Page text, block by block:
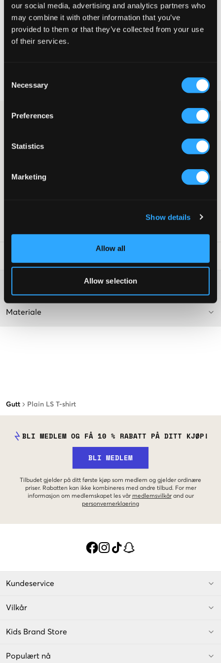
our social media, advertising and analytics partners who
may combine it with other information that you’ve
provided to them or that they’ve collected from your use
of their services.
Selection
Necessary
Preferences
Statistics
Marketing
Show details
Allow all
Allow selection
Gutt Plain LS T-shirt
STØRRELSESTABELL
VELG EN STØRRELSE
Retur- og bytterett i 60 dager
Hvit langermet T-skjorte fra Lyle & Scott. Denne T-skjorten har
merkeuttrykk. Perfekt for en avslappet, men likevel stilfull, look.
Ribbestrikkede mansjetter
Materiale
BLI MEDLEM OG FÅ 10 % RABATT PÅ DITT KJØP!
BLI MEDLEM
Tilbudet gjelder på ditt første kjøp som medlem og gjelder ordinære
priser. Rabatten kan ikke kombineres med andre tilbud. For mer
informasjon om medlemskapet les vår medlemsvilkår and our
personvernerklaering
Kundeservice
Vilkår
Kids Brand Store
Populært nå